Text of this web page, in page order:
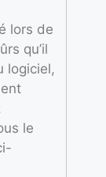
lors de
qu’il
logiciel,
le